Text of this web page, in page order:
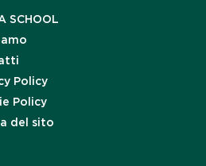
SCHOOL
Policy
Policy
del sito